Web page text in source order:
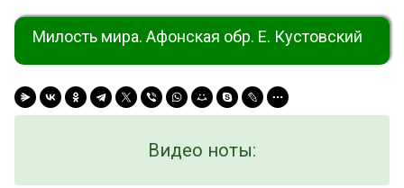
Милость мира. Афонская обр. Е. Кустовский
Видео ноты: